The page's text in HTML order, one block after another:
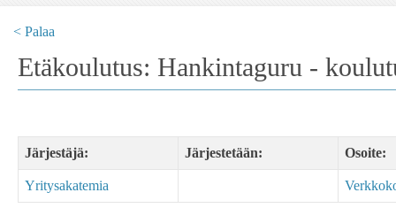
< Palaa
Etäkoulutus: Hankintaguru -
Järjestäjä: Järjestetään: Osoite:
Yritysakatemia